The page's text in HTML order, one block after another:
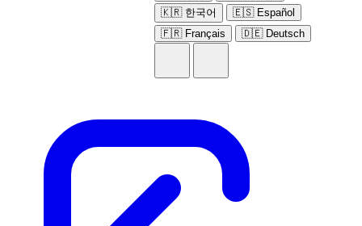
🇰🇷 한국어
🇪🇸 Español
🇫🇷 Français
🇩🇪 Deutsch